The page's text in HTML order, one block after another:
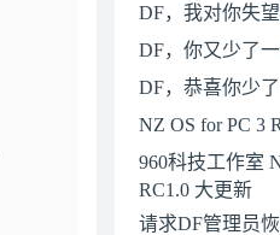
DF，我对你失望
DF，你又少了
DF，恭喜你少
NZ OS for PC 3
960科技工作室
RC1.0 大更新
请求DF管理员